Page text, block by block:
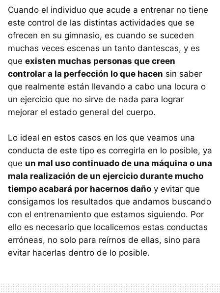
Cuando el individuo que acude a entrenar no tiene
este control de las distintas actividades que se
ofrecen en su gimnasio, es cuando se suceden
muchas veces escenas un tanto dantescas, y es
que existen muchas personas que creen
controlar a la perfección lo que hacen sin saber
que realmente están llevando a cabo una locura o
un ejercicio que no sirve de nada para lograr
mejorar el estado general del cuerpo.
Lo ideal en estos casos en los que veamos una
conducta de este tipo es corregirla en lo posible, ya
que un mal uso continuado de una máquina o una
mala realización de un ejercicio durante mucho
tiempo acabará por hacernos daño y evitar que
consigamos los resultados que andamos buscando
con el entrenamiento que estamos siguiendo. Por
ello es necesario que localicemos estas conductas
erróneas, no solo para reírnos de ellas, sino para
evitar hacerlas dentro de lo posible.